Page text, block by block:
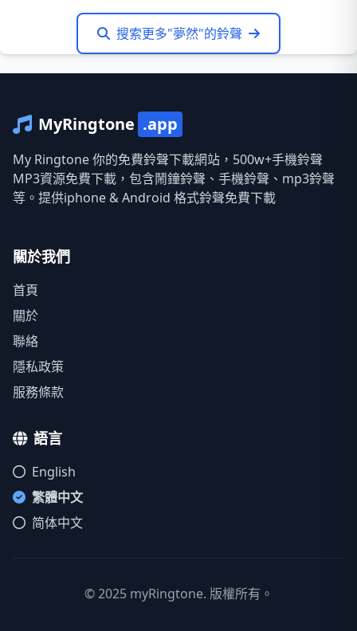
搜索更多"夢然"的鈴聲
MyRingtone .app
My Ringtone 你的免費鈴聲下載網站，500w+手機鈴聲
MP3資源免費下載，包含鬧鐘鈴聲、手機鈴聲、mp3鈴聲
等。提供iphone & Android 格式鈴聲免費下載
關於我們
首頁
關於
聯絡
隱私政策
服務條款
語言
English
繁體中文
简体中文
© 2025 myRingtone. 版權所有。